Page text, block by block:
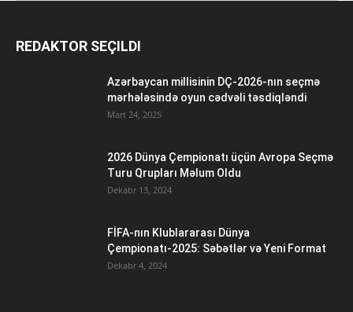
REDAKTOR SEÇILDI
Azərbaycan millisinin DÇ-2026-nın seçmə
mərhələsində oyun cədvəli təsdiqləndi
Mart 24, 2025
2026 Dünya Çempionatı üçün Avropa Seçmə
Turu Qrupları Məlum Oldu
Dekabr 13, 2024
FİFA-nın Klublararası Dünya
Çempionatı-2025: Səbətlər və Yeni Format
Dekabr 4, 2024